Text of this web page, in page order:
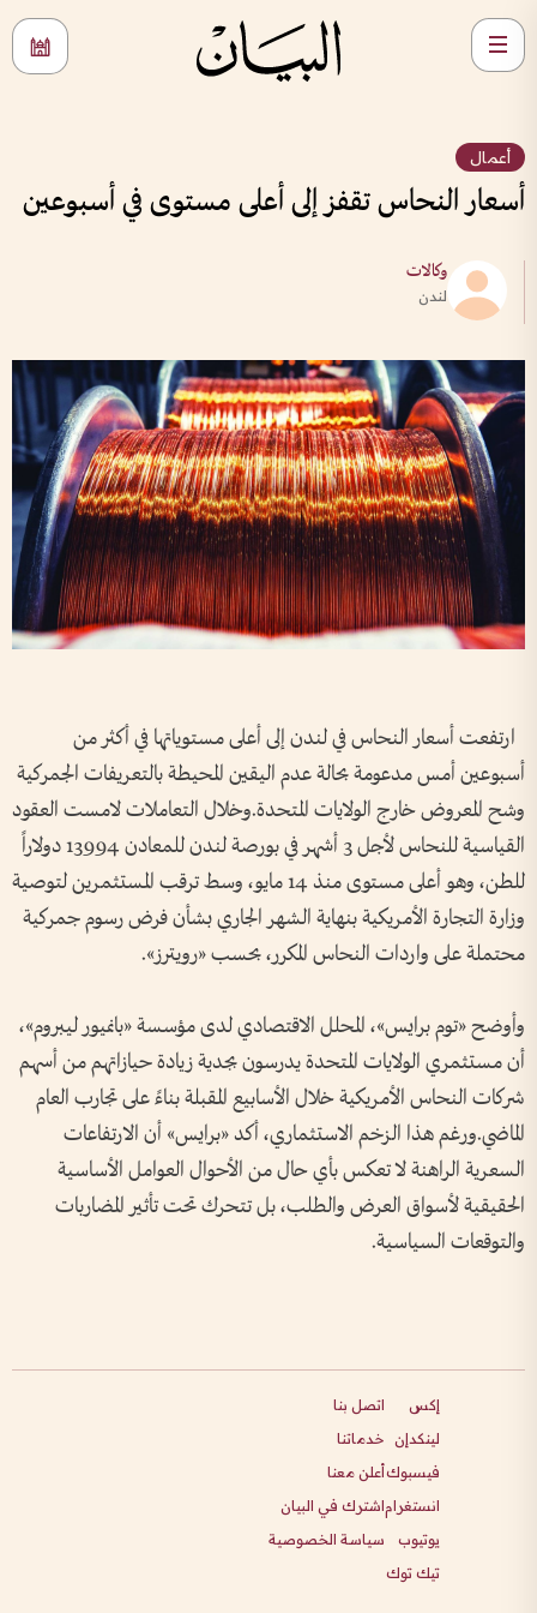
أعمال
أسعار النحاس تقفز إلى أعلى مستوى في أسبوعين
وكالات
لندن
ارتفعت أسعار النحاس في لندن إلى أعلى مستوياتها في أكثر من
أسبوعين أمس مدعومة بحالة عدم اليقين المحيطة بالتعريفات الجمركية
وشح المعروض خارج الولايات المتحدة.وخلال التعاملات لامست العقود
القياسية للنحاس لأجل 3 أشهر في بورصة لندن للمعادن 13994 دولاراً
للطن، وهو أعلى مستوى منذ 14 مايو، وسط ترقب المستثمرين لتوصية
وزارة التجارة الأمريكية بنهاية الشهر الجاري بشأن فرض رسوم جمركية
محتملة على واردات النحاس المكرر، بحسب «رويترز».
وأوضح «توم برايس»، المحلل الاقتصادي لدى مؤسسة «بانميور ليبروم»،
أن مستثمري الولايات المتحدة يدرسون بجدية زيادة حيازاتهم من أسهم
شركات النحاس الأمريكية خلال الأسابيع المقبلة بناءً على تجارب العام
الماضي.ورغم هذا الزخم الاستثماري، أكد «برايس» أن الارتفاعات
السعرية الراهنة لا تعكس بأي حال من الأحوال العوامل الأساسية
الحقيقية لأسواق العرض والطلب، بل تتحرك تحت تأثير المضاربات
والتوقعات السياسية.
إكس
لينكدإن
فيسبوك
انستغرام
يوتيوب
تيك توك
اتصل بنا
خدماتنا
أعلن معنا
اشترك في البيان
سياسة الخصوصية